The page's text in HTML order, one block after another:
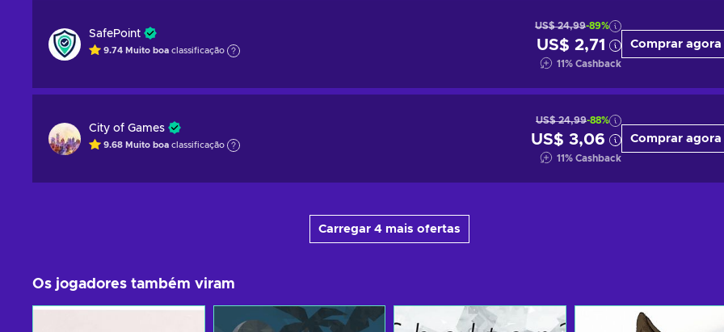
SafePoint
9.74 Muito boa classificação
US$ 24,99-89%
US$ 2,71
11% Cashback
Comprar agora
City of Games
9.68 Muito boa classificação
US$ 24,99-88%
US$ 3,06
11% Cashback
Comprar agora
Carregar 4 mais ofertas
Os jogadores também viram